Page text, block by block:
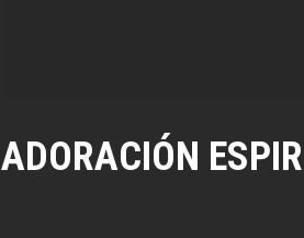
ADORACIÓN